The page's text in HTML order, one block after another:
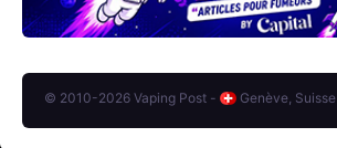
© 2010-2026 Vaping Post - Genève, Suisse